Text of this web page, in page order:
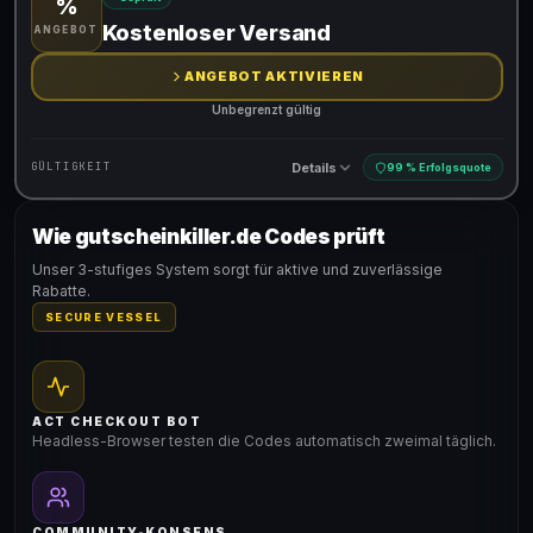
Gültig für teilnehmende Produkte
%
ANGEBOT Kostenloser Versand
ANGEBOT AKTIVIEREN
Unbegrenzt gültig
GÜLTIGKEIT Details 99 % Erfolgsquote
Gültig für teilnehmende Produkte
Wie gutscheinkiller.de Codes prüft
Unser 3-stufiges System sorgt für aktive und zuverlässige
Rabatte.
SECURE VESSEL
ACT CHECKOUT BOT
Headless-Browser testen die Codes automatisch zweimal täglich.